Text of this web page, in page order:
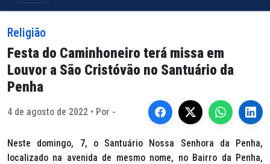
Religião
Festa do Caminhoneiro terá missa em
Louvor a São Cristóvão no Santuário da
Penha
4 de agosto de 2022 • Por -
Neste domingo, 7, o Santuário Nossa Senhora da Penha,
localizado na avenida de mesmo nome, no Bairro da Penha,